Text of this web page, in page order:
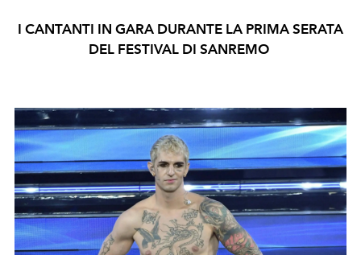
I CANTANTI IN GARA DURANTE LA PRIMA SERATA
DEL FESTIVAL DI SANREMO